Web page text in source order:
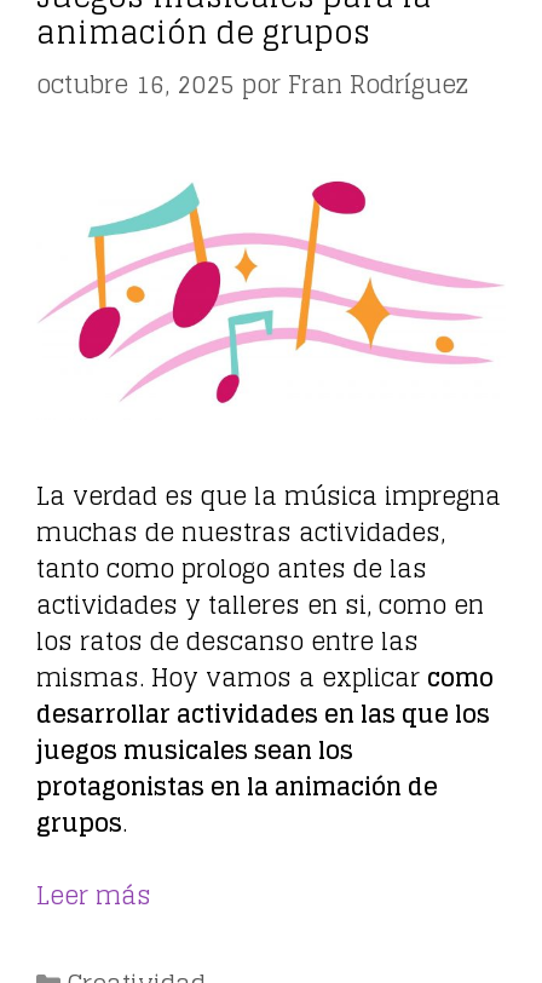
animación de grupos
octubre 16, 2025 porFran Rodríguez
La verdad es que la música impregna
muchas de nuestras actividades,
tanto como prologo antes de las
actividades y talleres en si, como en
los ratos de descanso entre las
mismas. Hoy vamos a explicarcomo
desarrollar actividades en las que los
juegos musicales sean los
protagonistas en la animación de
grupos.
Leer más